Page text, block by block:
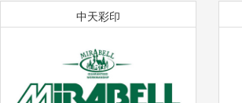
中天彩印